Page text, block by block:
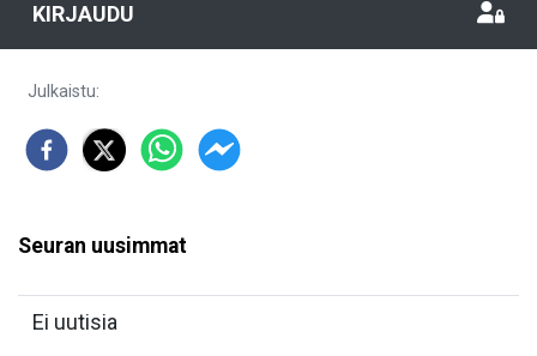
KIRJAUDU
Julkaistu:
Seuran uusimmat
Ei uutisia